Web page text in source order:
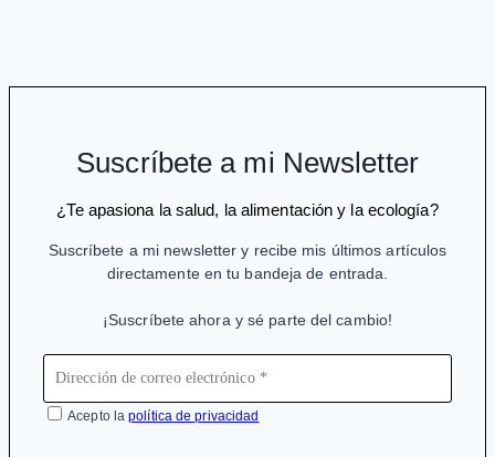
esquizofrenia
Suscríbete a mi Newsletter
¿Te apasiona la salud, la alimentación y la ecología?
Suscríbete a mi newsletter y recibe mis últimos artículos
directamente en tu bandeja de entrada.
¡Suscríbete ahora y sé parte del cambio!
Acepto lapolítica de privacidad